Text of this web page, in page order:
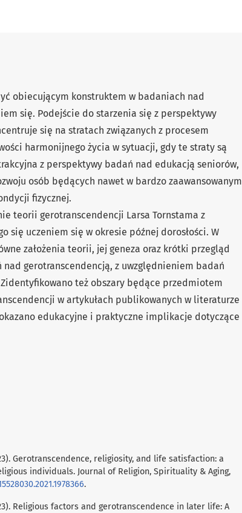
obiecującym konstruktem w badaniach nad
się. Podejście do starzenia się z perspektywy
się na stratach związanych z procesem
harmonijnego życia w sytuacji, gdy te straty są
z perspektywy badań nad edukacją seniorów,
osób będących nawet w bardzo zaawansowanym
fizycznej.
teorii gerotranscendencji Larsa Tornstama z
się uczeniem się w okresie późnej dorosłości. W
założenia teorii, jej geneza oraz krótki przegląd
gerotranscendencją, z uwzględnieniem badań
też obszary będące przedmiotem
w artykułach publikowanych w literaturze
edukacyjne i praktyczne implikacje dotyczące
Gerotranscendence, religiosity, and life satisfaction: a
individuals. Journal of Religion, Spirituality & Aging,
.
Religious factors and gerotranscendence in later life: A